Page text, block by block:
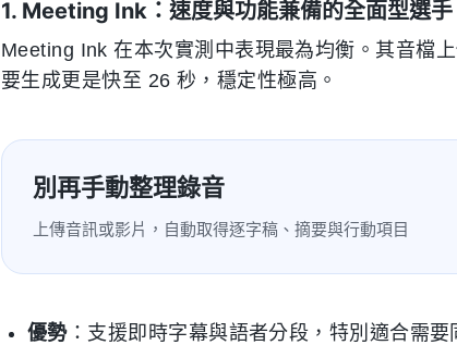
1. Meeting Ink：速度與功能兼備的全面型選手
Meeting Ink 在本次實測中表現最為均衡。其音檔
要生成更是快至 26 秒，穩定性極高。
別再手動整理錄音
上傳音訊或影片，自動取得逐字稿、摘要與行動項目
優勢：支援即時字幕與語者分段，特別適合需